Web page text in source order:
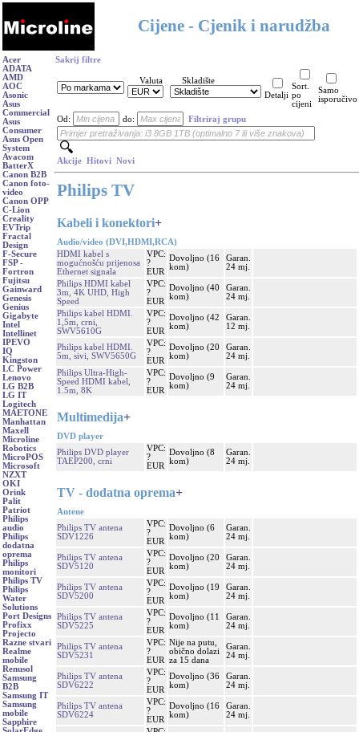
Cijene - Cjenik i narudžba
Acer
ADATA
AMD
AOC
Asonic
Asus
Commercial
Asus
Consumer
Asus Open
System
Avacom
BatterX
Canon B2B
Canon foto-
video
Canon OPP
C-Lion
Creality
EVTrip
Fractal
Design
F-Secure
FSP -
Fortron
Fujitsu
Gainward
Genesis
Genius
Gigabyte
Intel
Intellinet
IPEVO
IQ
Kingston
LC Power
Lenovo
LG B2B
LG IT
Logitech
MAETONE
Manhattan
Maxell
Microline
Robotics
MicroPOS
Microsoft
NZXT
OKI
Orink
Palit
Patriot
Philips
audio
Philips
dodatna
oprema
Philips
monitori
Philips TV
Philips
Water
Solutions
Port Designs
Profixx
Projecto
Razne stvari
Realme
mobile
Renusol
Samsung
B2B
Samsung IT
Samsung
mobile
Sapphire
Sakrij filtre
Valuta
Skladište
Detalji
Sort.
po
cijeni
Samo
isporučivo
Od: do: Filtriraj grupu
Akcije Hitovi Novi
Philips TV
Kabeli i konektori+
Audio/video (DVI,HDMI,RCA)
HDMI kabel s
mogućnošću prijenosa
Ethernet signala
VPC:
?
EUR
Dovoljno (16
kom)
Garan.
24 mj.
Philips HDMI kabel
3m, 4K UHD, High
Speed
VPC:
?
EUR
Dovoljno (40
kom)
Garan.
24 mj.
Philips kabel HDMI.
1,5m, crni,
SWV5610G
VPC:
?
EUR
Dovoljno (42
kom)
Garan.
12 mj.
Philips kabel HDMI.
5m, sivi, SWV5650G
VPC:
?
EUR
Dovoljno (20
kom)
Garan.
24 mj.
Philips Ultra-High-
Speed HDMI kabel,
1.5m, 8K
VPC:
?
EUR
Dovoljno (9
kom)
Garan.
24 mj.
Multimedija+
DVD player
Philips DVD player
TAEP200, crni
VPC:
?
EUR
Dovoljno (8
kom)
Garan.
24 mj.
TV - dodatna oprema+
Antene
Philips TV antena
SDV1226
VPC:
?
EUR
Dovoljno (6
kom)
Garan.
24 mj.
Philips TV antena
SDV5120
VPC:
?
EUR
Dovoljno (20
kom)
Garan.
24 mj.
Philips TV antena
SDV5200
VPC:
?
EUR
Dovoljno (19
kom)
Garan.
24 mj.
Philips TV antena
SDV5225
VPC:
?
EUR
Dovoljno (11
kom)
Garan.
24 mj.
Philips TV antena
SDV5231
VPC:
?
EUR
Nije na putu,
obično dolazi
za 15 dana
Garan.
24 mj.
Philips TV antena
SDV6222
VPC:
?
EUR
Dovoljno (36
kom)
Garan.
24 mj.
Philips TV antena
SDV6224
VPC:
?
EUR
Dovoljno (16
kom)
Garan.
24 mj.